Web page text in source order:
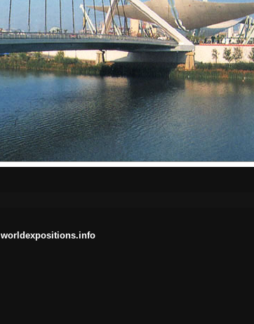
worldexpositions.info